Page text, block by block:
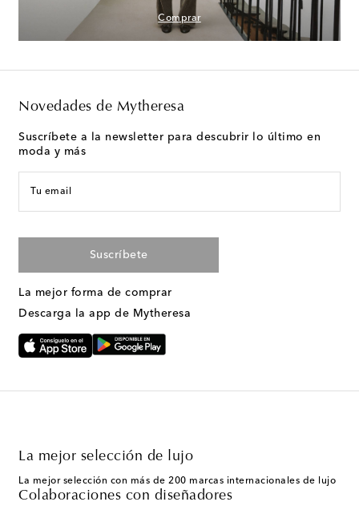
Comprar
Novedades de Mytheresa
Suscríbete a la newsletter para descubrir lo último en
moda y más
Tu email
Suscríbete
La mejor forma de comprar
Descarga la app de Mytheresa
La mejor selección de lujo
La mejor selección con más de 200 marcas internacionales de lujo
Colaboraciones con diseñadores